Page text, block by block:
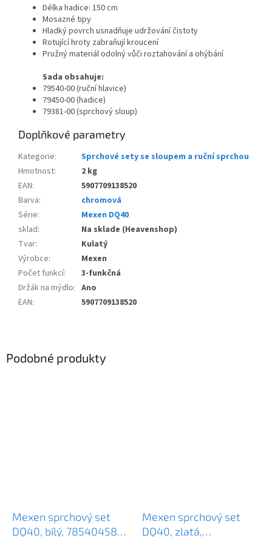
Délka hadice: 150 cm
Mosazné tipy
Hladký povrch usnadňuje udržování čistoty
Rotující hroty zabraňují kroucení
Pružný materiál odolný vůči roztahování a ohýbání
Sada obsahuje:
79540-00 (ruční hlavice)
79450-00 (hadice)
79381-00 (sprchový sloup)
Doplňkové parametry
Kategorie:
Sprchové sety se sloupem a ruční sprchou
Hmotnost:
2 kg
EAN:
5907709138520
Barva:
chromová
Série:
Mexen DQ40
sklad:
Na sklade (Heavenshop)
Tvar:
Kulatý
Výrobce:
Mexen
Počet funkcí:
3-funkčná
Držák na mýdlo: Ano
EAN: 5907709138520
Podobné produkty
Mexen sprchový set
DQ40, bílý, 785404581-
Mexen sprchový set
DQ40, zlatá,